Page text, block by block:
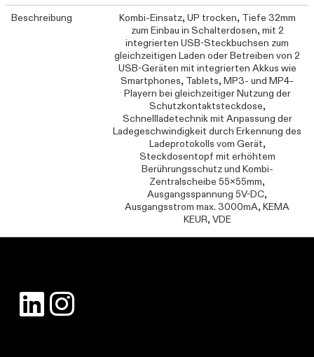
Beschreibung
Kombi-Einsatz, UP trocken, Tiefe 32mm
zum Einbau in Schalterdosen, mit 2
integrierten USB-Steckbuchsen zum
gleichzeitigen Laden oder Betreiben von 2
USB-Geräten mit integrierten Akkus wie
Smartphones, Tablets, MP3- und MP4-
Playern bei gleichzeitiger Nutzung der
Schutzkontaktsteckdose,
Schnellladetechnik mit Anpassung der
Ladegeschwindigkeit durch Erkennung des
Ladeprotokolls vom Gerät,
Steckdosentopf mit erhöhtem
Berührungsschutz und Kombi-
Zentralscheibe 55x55mm,
Ausgangsspannung 5V-DC,
Ausgangsstrom max. 3000mA, KEMA
KEUR, VDE